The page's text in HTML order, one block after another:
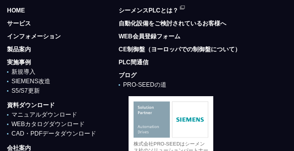
HOME
サービス
インフォメーション
製品案内
実施事例
新規導入
SIEMENS改造
S5/S7更新
資料ダウンロード
マニュアルダウンロード
WEBカタログダウンロード
CAD・PDFデータダウンロード
会社案内
シーメンスPLCとは？
自動化設備をご検討されているお客様へ
WEB会員登録フォーム
CE制御盤（ヨーロッパでの制御盤について）
PLC間通信
ブログ
PRO-SEEDの道
株式会社PRO-SEEDはシーメン